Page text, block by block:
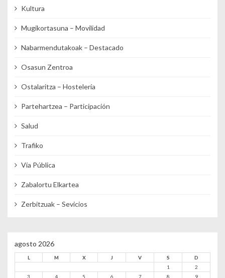
Kultura
Mugikortasuna – Movilidad
Nabarmendutakoak – Destacado
Osasun Zentroa
Ostalaritza – Hostelería
Partehartzea – Participación
Salud
Trafiko
Vía Pública
Zabalortu Elkartea
Zerbitzuak – Sevicios
agosto 2026
L M X J V S
D
1
2
3
4 5 6 7 8 9